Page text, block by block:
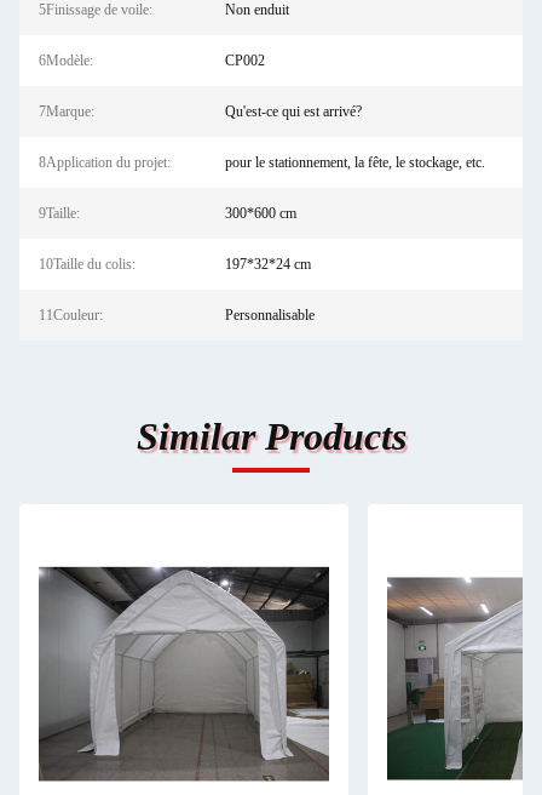
5Finissage de voile: Non enduit
6Modèle: CP002
7Marque: Qu'est-ce qui est arrivé?
8Application du projet: pour le stationnement, la fête, le stockage, etc.
9Taille: 300*600 cm
10Taille du colis: 197*32*24 cm
11Couleur: Personnalisable
Similar Products